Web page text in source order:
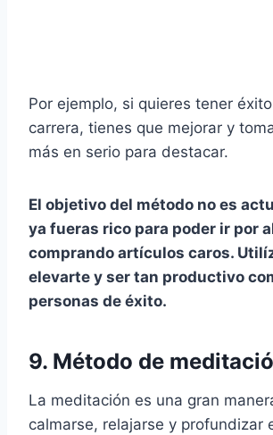
Por ejemplo, si quieres tener
carrera, tienes que mejorar y
más en serio para destacar.
El objetivo del método no es
ya fueras rico para poder ir por
comprando artículos caros.
elevarte y ser tan productivo
personas de éxito.
9. Método de
La meditación es una gran
calmarse, relajarse y profundizar